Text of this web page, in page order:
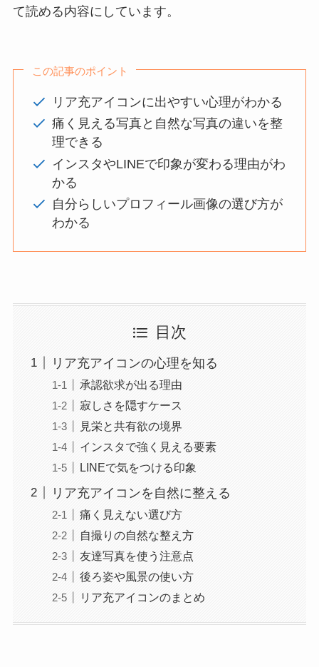
て読める内容にしています。
この記事のポイント
リア充アイコンに出やすい心理がわかる
痛く見える写真と自然な写真の違いを整
理できる
インスタやLINEで印象が変わる理由がわ
かる
自分らしいプロフィール画像の選び方が
わかる
目次
リア充アイコンの心理を知る
承認欲求が出る理由
寂しさを隠すケース
見栄と共有欲の境界
インスタで強く見える要素
LINEで気をつける印象
リア充アイコンを自然に整える
痛く見えない選び方
自撮りの自然な整え方
友達写真を使う注意点
後ろ姿や風景の使い方
リア充アイコンのまとめ